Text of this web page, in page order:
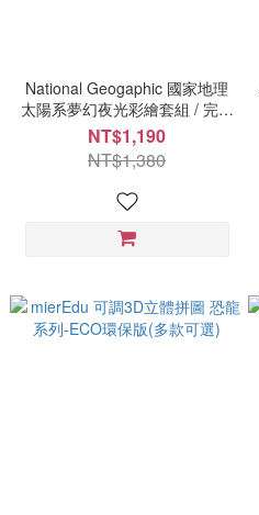
National Geogaphic 國家地理
太陽系夢幻夜光彩繪套組 / 完整
太陽系壓克力吊飾收藏組
NT$1,190
NT$1,380